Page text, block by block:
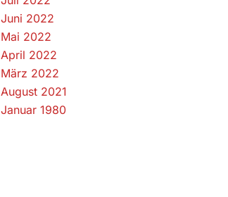
Juni 2022
Mai 2022
April 2022
März 2022
August 2021
Januar 1980